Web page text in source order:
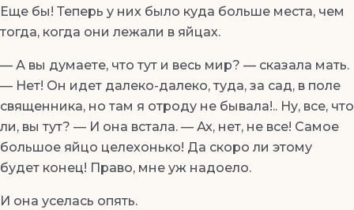
Еще бы! Теперь у них было куда больше места, чем
тогда, когда они лежали в яйцах.
— А вы думаете, что тут и весь мир? — сказала мать.
— Нет! Он идет далеко-далеко, туда, за сад, в поле
священника, но там я отроду не бывала!.. Ну, все, что
ли, вы тут? — И она встала. — Ах, нет, не все! Самое
большое яйцо целехонько! Да скоро ли этому
будет конец! Право, мне уж надоело.
И она уселась опять.